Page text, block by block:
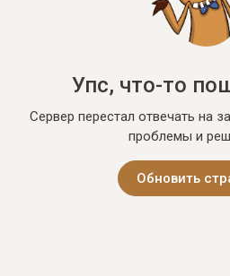
Упс, что-то
Сервер перестал отвечать на
проблемы и
Обновить